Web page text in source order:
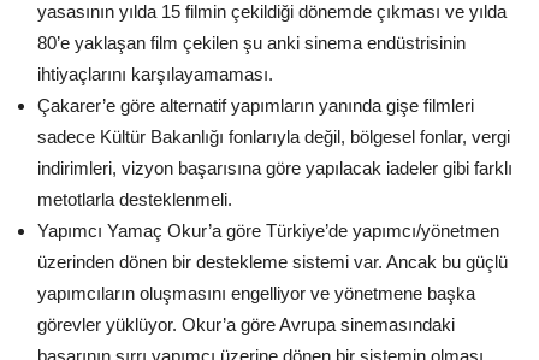
yasasının yılda 15 filmin çekildiği dönemde çıkması ve yılda
80’e yaklaşan film çekilen şu anki sinema endüstrisinin
ihtiyaçlarını karşılayamaması.
Çakarer’e göre alternatif yapımların yanında gişe filmleri
sadece Kültür Bakanlığı fonlarıyla değil, bölgesel fonlar, vergi
indirimleri, vizyon başarısına göre yapılacak iadeler gibi farklı
metotlarla desteklenmeli.
Yapımcı Yamaç Okur’a göre Türkiye’de yapımcı/yönetmen
üzerinden dönen bir destekleme sistemi var. Ancak bu güçlü
yapımcıların oluşmasını engelliyor ve yönetmene başka
görevler yüklüyor. Okur’a göre Avrupa sinemasındaki